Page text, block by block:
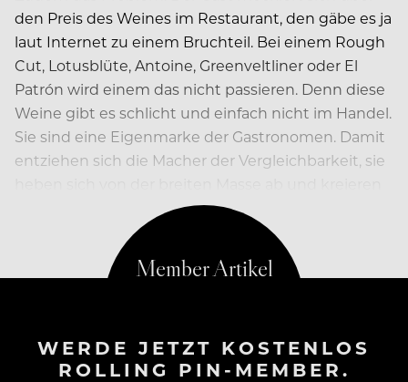
den Preis des Weines im Restaurant, den gäbe es ja
laut Internet zu einem Bruchteil. Bei einem Rough
Cut, Lotusblüte, Antoine, Greenveltliner oder El
Patrón wird einem das nicht passieren. Denn diese
Weine gibt es schlicht und einfach nicht im Handel.
Sie sind eine Eigenmarke der Gastronomen. Damit
entziehen sich die Macher der Vergleichbarkeit, sie
ein individuelles, exklusives Produkt.
WERDE JETZT KOSTENLOS
ROLLING PIN-MEMBER.